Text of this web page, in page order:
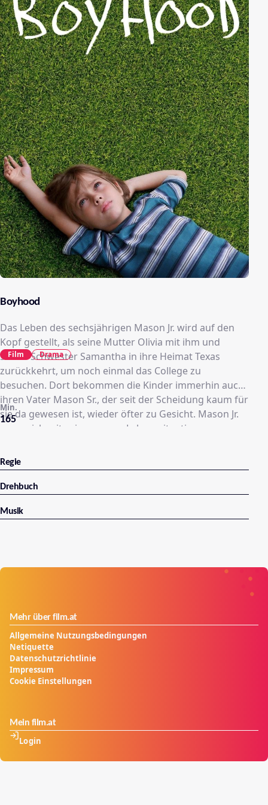
Boyhood
Das Leben des sechsjährigen Mason Jr. wird auf den
Kopf gestellt, als seine Mutter Olivia mit ihm und
seiner Schwester Samantha in ihre Heimat Texas
zurückkehrt, um noch einmal das College zu
besuchen. Dort bekommen die Kinder immerhin auch
ihren Vater Mason Sr., der seit der Scheidung kaum für
sie da gewesen ist, wieder öfter zu Gesicht. Mason Jr.
muss sich mit seiner neuen Lebenssituation
einem kleinen Jungen einen Mann machen: Es stehen
Campingausflüge mit dem Vater an, es wird das erste
Bier getrunken, der erste Joint geraucht und auch die
von Olivia sorgen immer wieder für Probleme… .
165
Min.
Film Drama
Regie
Drehbuch
Musik
Mehr über film.at
Allgemeine Nutzungsbedingungen
Netiquette
Datenschutzrichtlinie
Impressum
Cookie Einstellungen
Mein film.at
Login